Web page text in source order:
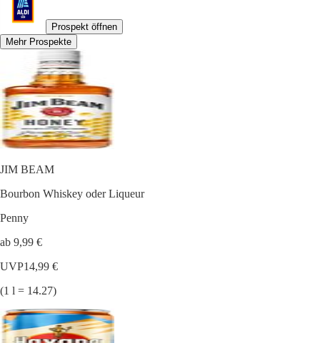
Prospekt öffnen
Mehr Prospekte
JIM BEAM
Bourbon Whiskey oder Liqueur
Penny
ab 9,99 €
UVP14,99 €
(1 l = 14.27)